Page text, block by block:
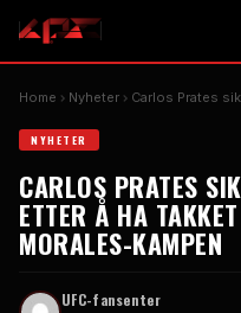
Home Nyheter Carlos Prates
NYHETER
CARLOS PRATES
ETTER Å HA
MORALES-KAMPEN
UFC-fansenter